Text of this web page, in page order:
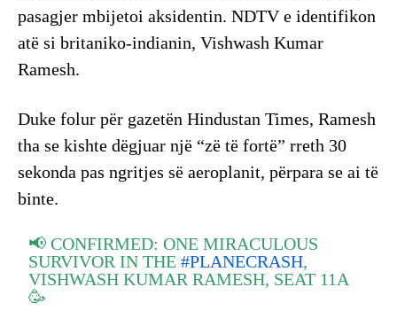
pasagjer mbijetoi aksidentin. NDTV e identifikon
atë si britaniko-indianin, Vishwash Kumar
Ramesh.
Duke folur për gazetën Hindustan Times, Ramesh
tha se kishte dëgjuar një “zë të fortë” rreth 30
sekonda pas ngritjes së aeroplanit, përpara se ai të
binte.
📢 CONFIRMED: ONE MIRACULOUS
SURVIVOR IN THE#PLANECRASH,
VISHWASH KUMAR RAMESH, SEAT 11A
🥳